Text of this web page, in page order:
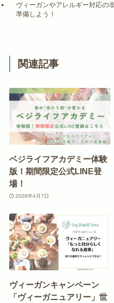
ヴィーガンやアレルギー対応の
準備しよう！
関連記事
ベジライフアカデミー体験
版！期間限定公式LINE登
場！
2026年4月7日
ヴィーガンキャンペーン
「ヴィーガニュアリー」世